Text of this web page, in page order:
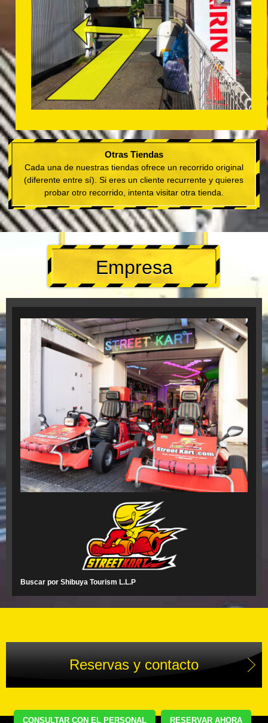
CONSULTAR CON EL PERSONAL RESERVAR AHORA
Otras Tiendas
Cada una de nuestras tiendas ofrece un recorrido original
(diferente entre sí). Si eres un cliente recurrente y quieres
probar otro recorrido, intenta visitar otra tienda.
Empresa
Buscar por Shibuya Tourism L.L.P
Reservas y contacto